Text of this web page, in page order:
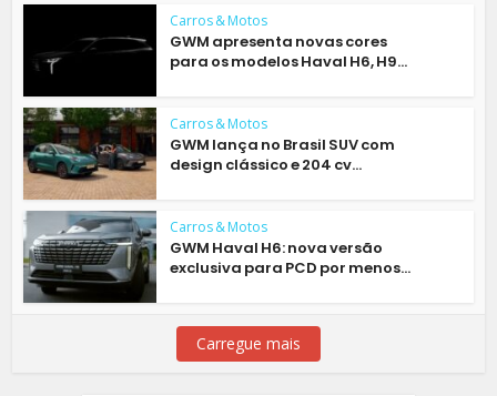
Carros & Motos
GWM apresenta novas cores
para os modelos Haval H6, H9...
Carros & Motos
GWM lança no Brasil SUV com
design clássico e 204 cv...
Carros & Motos
GWM Haval H6: nova versão
exclusiva para PCD por menos...
Carregue mais